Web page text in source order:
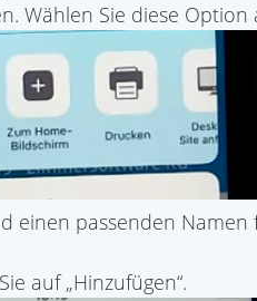
Wählen Sie diese Option
einen passenden Namen
auf „Hinzufügen“.